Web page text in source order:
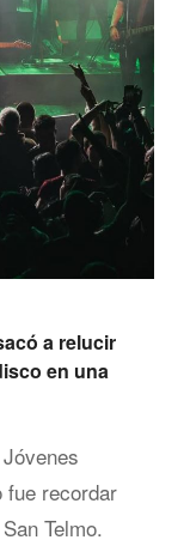
a relucir
en una
fue recordar
Telmo.